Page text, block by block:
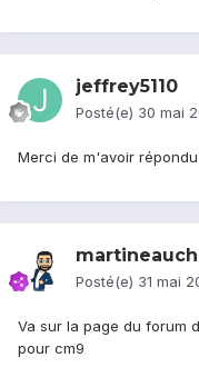
jeffrey5110
Posté(e) 30 mai
Merci de m'avoir
Posté(e) 31 mai
Va sur la page du forum
pour cm9